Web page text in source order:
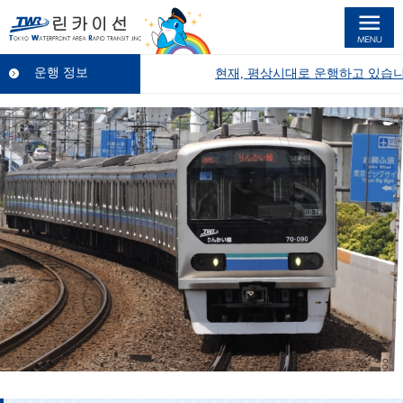
운행 정보 현재, 평상시대로 운행하고 있습니다.